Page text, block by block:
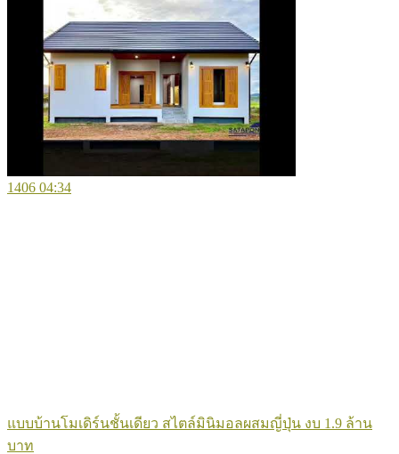
1406 04:34
แบบบ้านโมเดิร์นชั้นเดียว สไตล์มินิมอลผสมญี่ปุ่น งบ 1.9 ล้าน
บาท